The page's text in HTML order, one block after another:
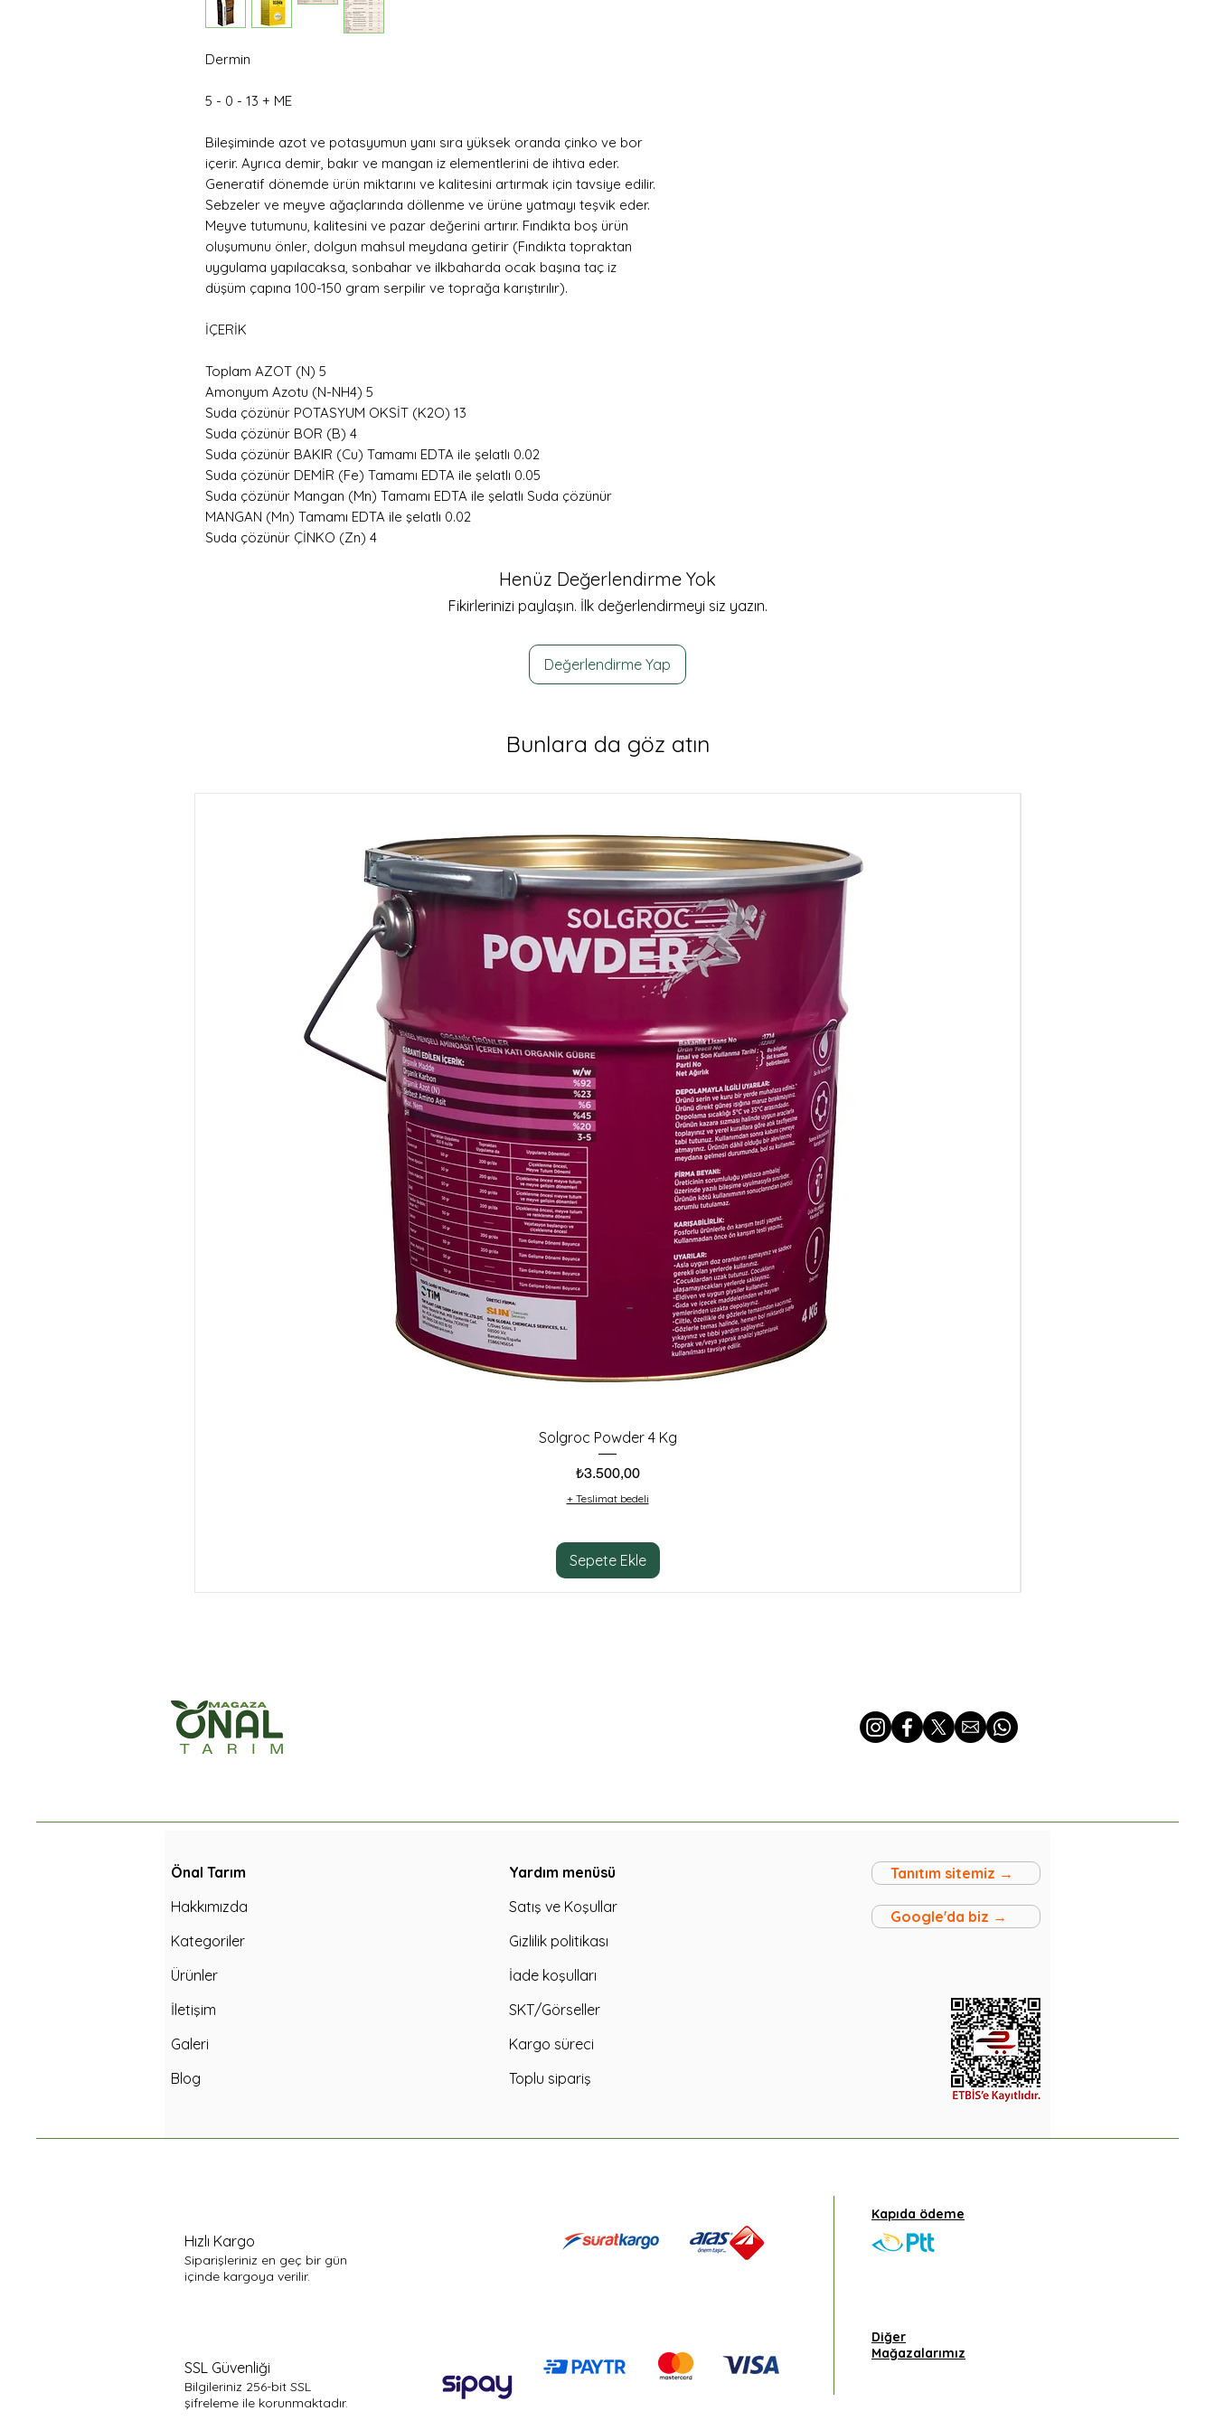
Dermin
5 - 0 - 13 + ME
Bileşiminde azot ve potasyumun yanı sıra yüksek oranda çinko ve bor
içerir. Ayrıca demir, bakır ve mangan iz elementlerini de ihtiva eder.
Generatif dönemde ürün miktarını ve kalitesini artırmak için tavsiye edilir.
Sebzeler ve meyve ağaçlarında döllenme ve ürüne yatmayı teşvik eder.
Meyve tutumunu, kalitesini ve pazar değerini artırır. Fındıkta boş ürün
oluşumunu önler, dolgun mahsul meydana getirir (Fındıkta topraktan
uygulama yapılacaksa, sonbahar ve ilkbaharda ocak başına taç iz
düşüm çapına 100-150 gram serpilir ve toprağa karıştırılır).
İÇERİK
Toplam AZOT (N) 5
Amonyum Azotu (N-NH4) 5
Suda çözünür POTASYUM OKSİT (K2O) 13
Suda çözünür BOR (B) 4
Suda çözünür BAKIR (Cu) Tamamı EDTA ile şelatlı 0.02
Suda çözünür DEMİR (Fe) Tamamı EDTA ile şelatlı 0.05
Suda çözünür Mangan (Mn) Tamamı EDTA ile şelatlı Suda çözünür
MANGAN (Mn) Tamamı EDTA ile şelatlı 0.02
Suda çözünür ÇİNKO (Zn) 4
Henüz Değerlendirme Yok
Fikirlerinizi paylaşın. İlk değerlendirmeyi siz yazın.
Değerlendirme Yap
Bunlara da göz atın
Solgroc Powder 4 Kg
Fiyat
₺3.500,00
+ Teslimat bedeli
Sepete Ekle
Önal Tarım
Hakkımızda
Kategoriler
Ürünler
İletişim
Galeri
Blog
Yardım menüsü
Satış ve Koşullar
Gizlilik politikası
İade koşulları
SKT/Görseller
Kargo süreci
Toplu sipariş
Tanıtım sitemiz →
Google'da biz →
Hızlı Kargo
Siparişleriniz en geç bir gün
içinde kargoya verilir.
SSL Güvenliği
Bilgileriniz 256-bit SSL
şifreleme ile korunmaktadır.
Kapıda ödeme
Diğer
Mağazalarımız